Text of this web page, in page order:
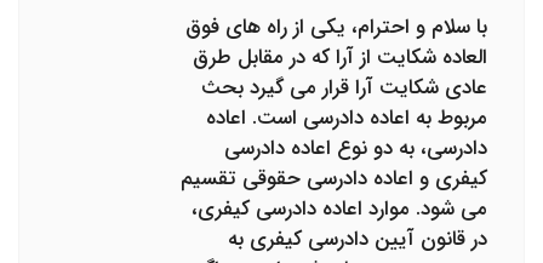
با سلام و احترام، یکی از راه های فوق
العاده شکایت از آرا که در مقابل طرق
عادی شکایت آرا قرار می گیرد بحث
مربوط به اعاده دادرسی است. اعاده
دادرسی، به دو نوع اعاده دادرسی
کیفری و اعاده دادرسی حقوقی تقسیم
می شود. موارد اعاده دادرسی کیفری،
در قانون آیین دادرسی کیفری به